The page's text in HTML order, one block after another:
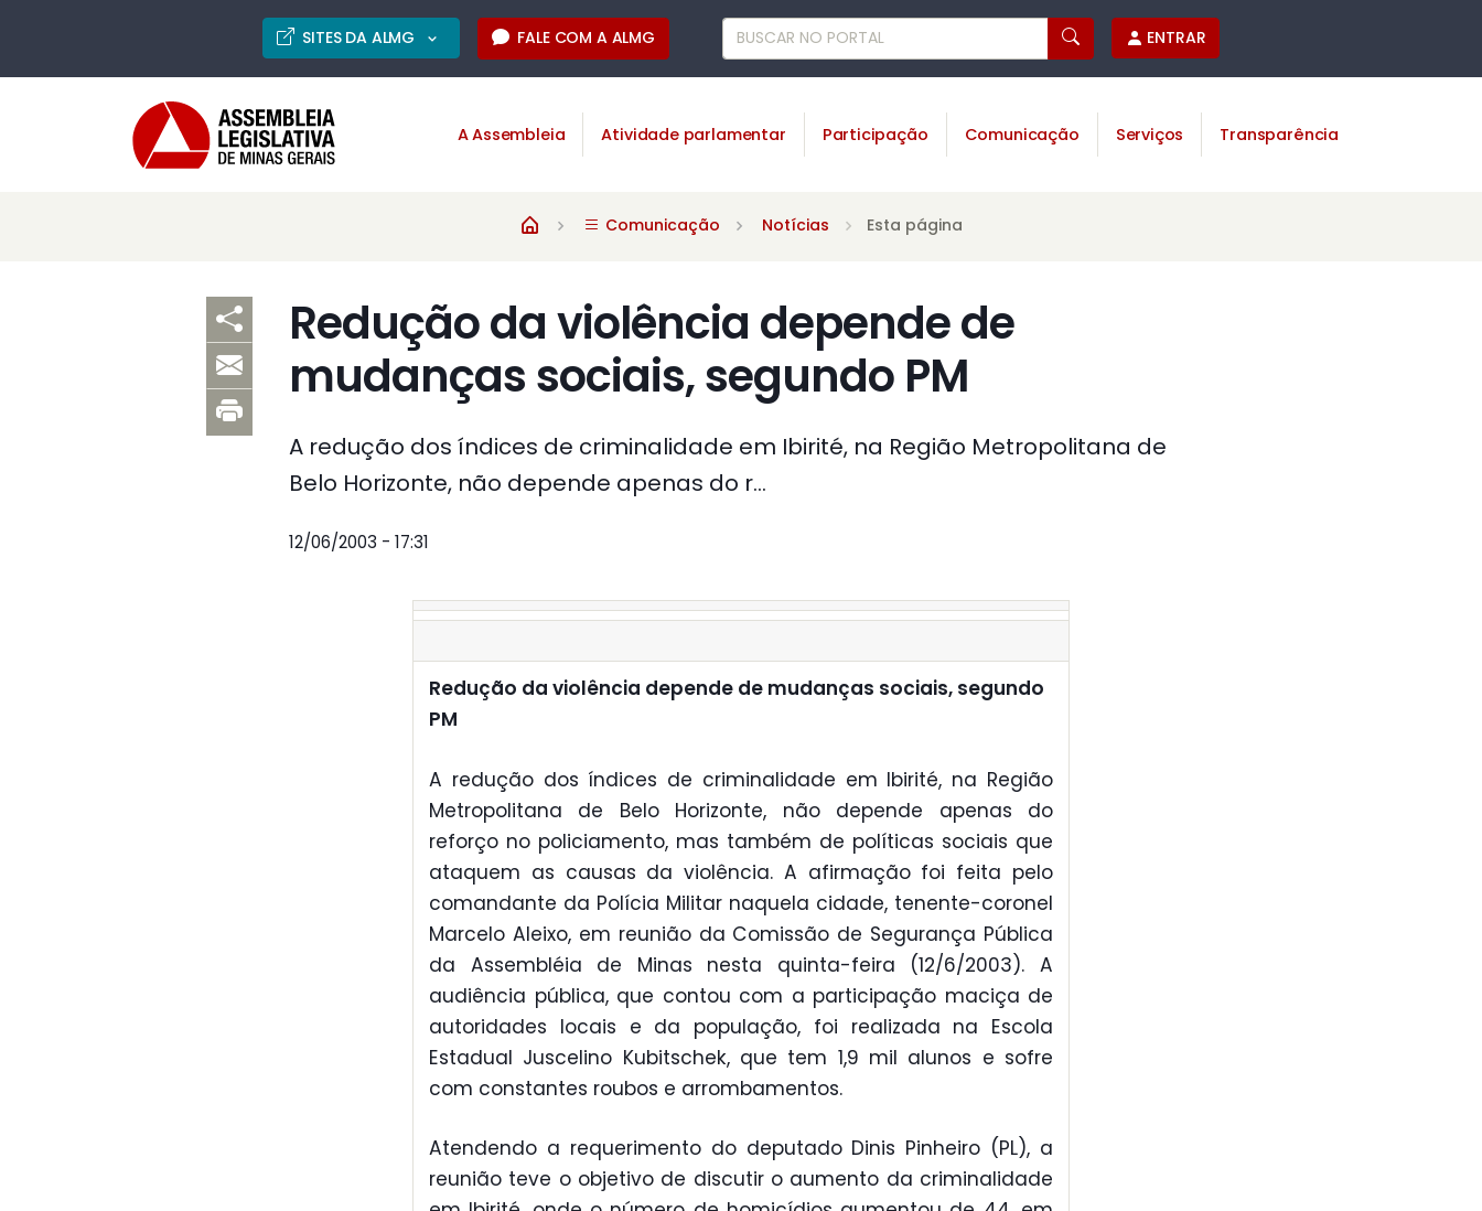
SITES DA ALMG FALE COM A ALMG ENTRAR
A Assembleia Atividade parlamentar Participação Comunicação Serviços Transparência
Comunicação Notícias Esta página
Redução da violência depende de
mudanças sociais, segundo PM
A redução dos índices de criminalidade em Ibirité, na Região Metropolitana de
Belo Horizonte, não depende apenas do r...
12/06/2003 - 17:31
Redução da violência depende de mudanças sociais, segundo
PM
A redução dos índices de criminalidade em Ibirité, na Região
Metropolitana de Belo Horizonte, não depende apenas do
reforço no policiamento, mas também de políticas sociais que
ataquem as causas da violência. A afirmação foi feita pelo
comandante da Polícia Militar naquela cidade, tenente-coronel
Marcelo Aleixo, em reunião da Comissão de Segurança Pública
da Assembléia de Minas nesta quinta-feira (12/6/2003). A
audiência pública, que contou com a participação maciça de
autoridades locais e da população, foi realizada na Escola
Estadual Juscelino Kubitschek, que tem 1,9 mil alunos e sofre
com constantes roubos e arrombamentos.
Atendendo a requerimento do deputado Dinis Pinheiro (PL), a
reunião teve o objetivo de discutir o aumento da criminalidade